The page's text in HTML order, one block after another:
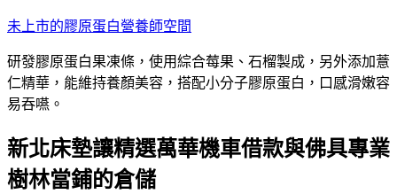
跳
主
要
內
未上市的膠原蛋白營養師空間
研發膠原蛋白果凍條，使用綜合莓果、石榴製成，另外添加薏
仁精華，能維持養顏美容，搭配小分子膠原蛋白，口感滑嫩容
易吞嚥。
新北床墊讓精選萬華機車借款與佛具專業
樹林當鋪的倉儲